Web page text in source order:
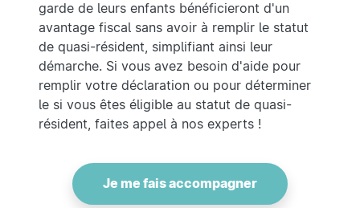
garde de leurs enfants bénéficieront d'un
avantage fiscal sans avoir à remplir le statut
de quasi-résident, simplifiant ainsi leur
démarche. Si vous avez besoin d'aide pour
remplir votre déclaration ou pour déterminer
le si vous êtes éligible au statut de quasi-
résident, faites appel à nos experts !
Je me fais accompagner